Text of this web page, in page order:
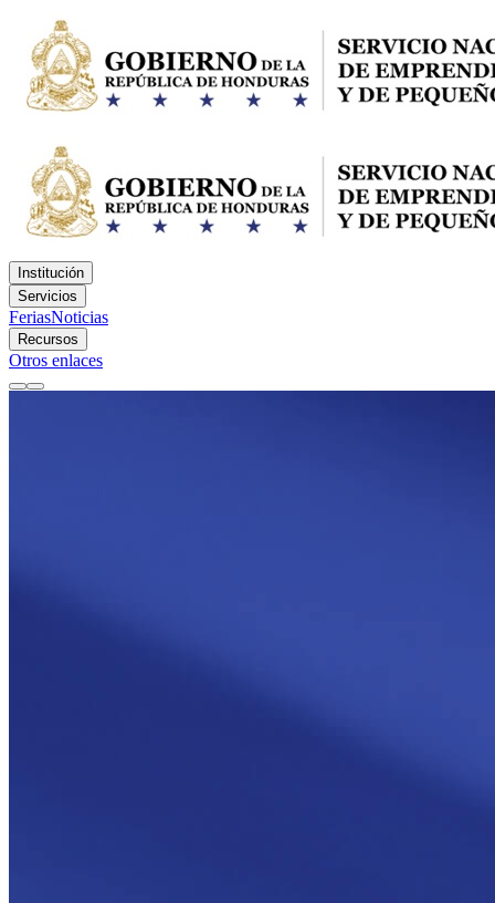
Institución
Servicios
FeriasNoticias
Recursos
Otros enlaces